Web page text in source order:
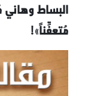
البساط وهاني
مُتعفِّناً»!